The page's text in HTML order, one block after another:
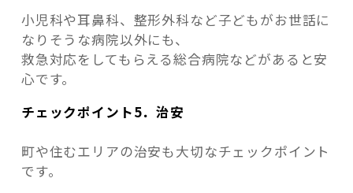
小児科や耳鼻科、整形外科など子どもがお世話に
なりそうな病院以外にも、
救急対応をしてもらえる総合病院などがあると安
心です。
チェックポイント5．治安
町や住むエリアの治安も大切なチェックポイント
です。